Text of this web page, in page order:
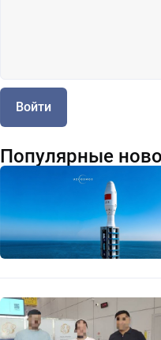
Войти
Популярные